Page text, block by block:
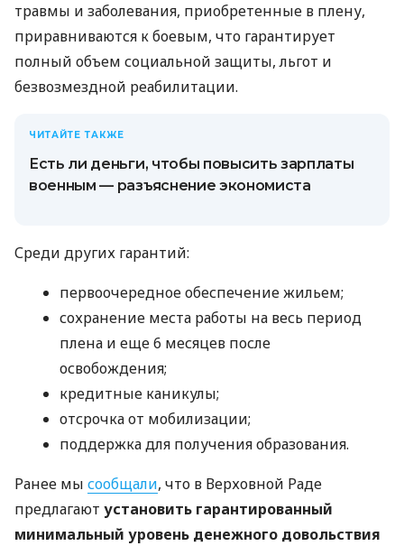
травмы и заболевания, приобретенные в плену,
приравниваются к боевым, что гарантирует
полный объем социальной защиты, льгот и
безвозмездной реабилитации.
ЧИТАЙТЕ ТАКЖЕ
Есть ли деньги, чтобы повысить зарплаты
военным — разъяснение экономиста
Среди других гарантий:
первоочередное обеспечение жильем;
сохранение места работы на весь период
плена и еще 6 месяцев после
освобождения;
кредитные каникулы;
отсрочка от мобилизации;
поддержка для получения образования.
Ранее мы сообщали, что в Верховной Раде
предлагают установить гарантированный
минимальный уровень денежного довольствия